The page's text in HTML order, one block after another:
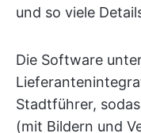
und so viele
Die Software
Stadtführer,
(mit Bildern und